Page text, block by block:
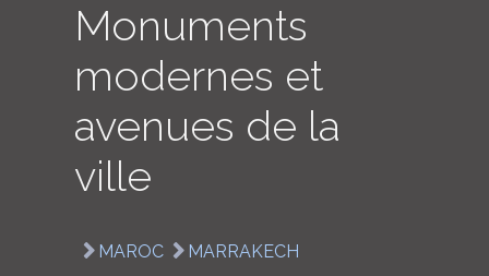
Monuments
modernes et
avenues de la
ville
MAROC MARRAKECH